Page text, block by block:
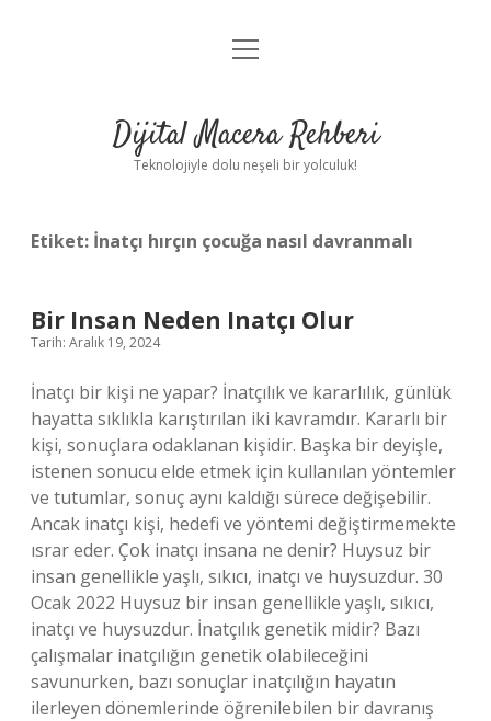
Anasayfa
Yasal Uyarı
menüyü
Dijital Macera Rehberi
Teknolojiyle dolu neşeli bir yolculuk!
Etiket: İnatçı hırçın çocuğa nasıl davranmalı
Bir Insan Neden Inatçı Olur
Tarih: Aralık 19, 2024
İnatçı bir kişi ne yapar? İnatçılık ve kararlılık, günlük
hayatta sıklıkla karıştırılan iki kavramdır. Kararlı bir
kişi, sonuçlara odaklanan kişidir. Başka bir deyişle,
istenen sonucu elde etmek için kullanılan yöntemler
ve tutumlar, sonuç aynı kaldığı sürece değişebilir.
Ancak inatçı kişi, hedefi ve yöntemi değiştirmemekte
ısrar eder. Çok inatçı insana ne denir? Huysuz bir
insan genellikle yaşlı, sıkıcı, inatçı ve huysuzdur. 30
Ocak 2022 Huysuz bir insan genellikle yaşlı, sıkıcı,
inatçı ve huysuzdur. İnatçılık genetik midir? Bazı
çalışmalar inatçılığın genetik olabileceğini
savunurken, bazı sonuçlar inatçılığın hayatın
ilerleyen dönemlerinde öğrenilebilen bir davranış